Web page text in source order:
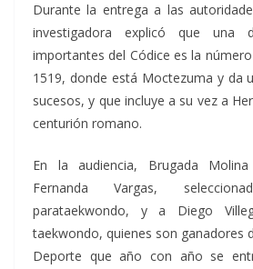
Durante la entrega a las
investigadora explicó que
importantes del Códice es la
1519, donde está Moctezuma y da
sucesos, y que incluye a su vez a
centurión romano.
En la audiencia, Brugada
Fernanda Vargas,
parataekwondo, y a Diego
taekwondo, quienes son ganadores
Deporte que año con año se